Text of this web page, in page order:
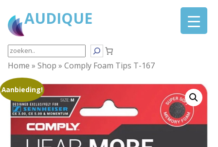
AUDIQUE
Search
Home » Shop » Comply Foam Tips T-167
Aanbieding!